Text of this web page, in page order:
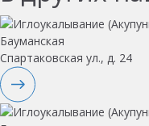
Бауманская
Спартаковская ул., д. 24